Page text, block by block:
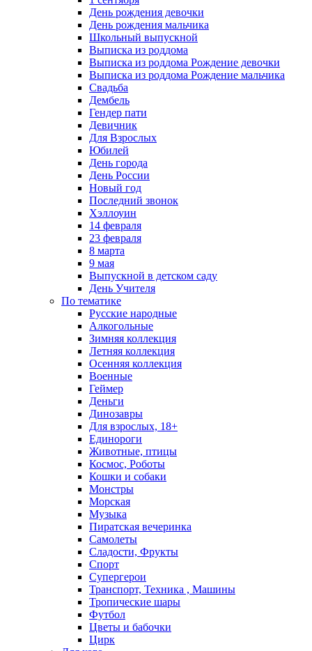
День рождения девочки
День рождения мальчика
Школьный выпускной
Выписка из роддома
Выписка из роддома Рождение девочки
Выписка из роддома Рождение мальчика
Свадьба
Дембель
Гендер пати
Девичник
Для Взрослых
Юбилей
День города
День России
Новый год
Последний звонок
Хэллоуин
14 февраля
23 февраля
8 марта
9 мая
Выпускной в детском саду
День Учителя
По тематике
Русские народные
Алкогольные
Зимняя коллекция
Летняя коллекция
Осенняя коллекция
Военные
Геймер
Деньги
Динозавры
Для взрослых, 18+
Единороги
Животные, птицы
Космос, Роботы
Кошки и собаки
Монстры
Морская
Музыка
Пиратская вечеринка
Самолеты
Сладости, Фрукты
Спорт
Супергерои
Транспорт, Техника , Машины
Тропические шары
Футбол
Цветы и бабочки
Цирк